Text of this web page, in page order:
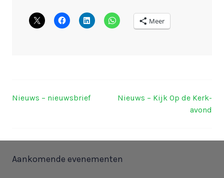
Meer
Berichtnavigatie
Nieuws – nieuwsbrief
Nieuws – Kijk Op de Kerk-
avond
Aankomende evenementen